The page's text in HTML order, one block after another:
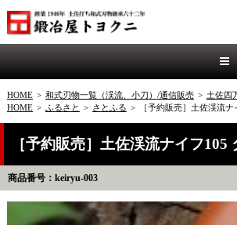
HOME > 和式刃物一覧（渓流、小刀）/通信販売 > 土佐四
HOME > ふるさと > さとふる > ［予約販売］土佐渓流
［予約販売］土佐渓流ナイフ105
商品番号：keiryu-003